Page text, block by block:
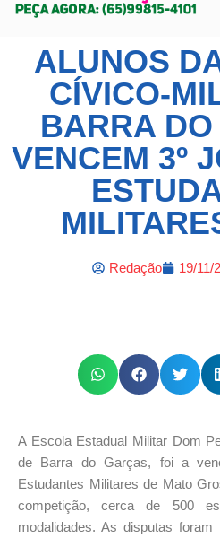
ALUNOS
CÍVICO-
BARRA
VENCEM 3º
Redação 19/11/
A Escola Estadual Militar Dom
de Barra do Garças, foi a
Estudantes Militares de Mato
competição, cerca de 500
modalidades. As disputas